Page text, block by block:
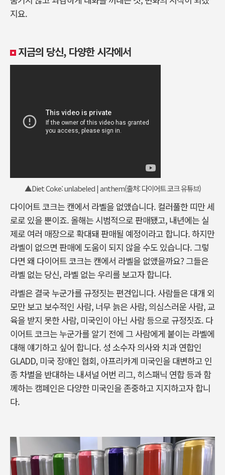
지요.
지금의 당신, 다양한 시각에서
▲Diet Coke: unlabeled | anthem(출처: 다이어트 코크 유튜브)
다이어트 코크는 캔에서 라벨을 없앴습니다. 컬러풀한 띠만 세
로로 있을 뿐이죠. 올해는 시범적으로 판매됐고, 내년에는 실
제로 여러 매장으로 확대돼 판매될 예정이라고 합니다. 하지만
라벨이 없으면 판매에 도움이 되지 않을 수도 있습니다. 그렇
다면 왜 다이어트 코크는 캔에서 라벨을 없앴을까요? 그들은
라벨 없는 당신, 라벨 없는 우리를 보고자 합니다.
라벨은 결국 누군가를 규정짓는 편견입니다. 사람들은 대개 외
모만 보고 보수적인 사람, 너무 늙은 사람, 의심스러운 사람, 교
육을 받지 못한 사람, 미국인이 아닌 사람 등으로 규정짓죠. 다
이어트 코크는 누군가를 알기 전에 그 사람에게 붙이는 라벨에
대해 얘기하고 싶어 합니다. 성 소수자 의사와 치과 연합인
GLADD, 미국 장애인 협회, 아프리카계 미국인을 대변하고 인
종 차별을 반대하는 내셔널 어번 리그, 히스패닉 연합 등과 함
께하는 캠페인은 다양한 미국인을 존중하고 지지하고자 합니
다.